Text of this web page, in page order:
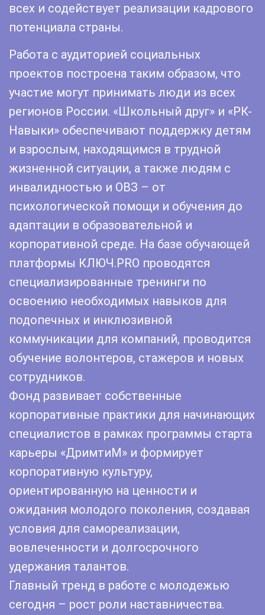
всех и содействует реализации кадрового
потенциала страны.
Работа с аудиторией социальных
проектов построена таким образом, что
участие могут принимать люди из всех
регионов России. «Школьный друг» и «РК-
Навыки» обеспечивают поддержку детям
и взрослым, находящимся в трудной
жизненной ситуации, а также людям с
инвалидностью и ОВЗ – от
психологической помощи и обучения до
адаптации в образовательной и
корпоративной среде. На базе обучающей
платформы КЛЮЧ.PRO проводятся
специализированные тренинги по
освоению необходимых навыков для
подопечных и инклюзивной
коммуникации для компаний, проводится
обучение волонтеров, стажеров и новых
сотрудников.
Фонд развивает собственные
корпоративные практики для начинающих
специалистов в рамках программы старта
карьеры «ДримтиМ» и формирует
корпоративную культуру,
ориентированную на ценности и
ожидания молодого поколения, создавая
условия для самореализации,
вовлеченности и долгосрочного
удержания талантов.
Главный тренд в работе с молодежью
сегодня – рост роли наставничества.